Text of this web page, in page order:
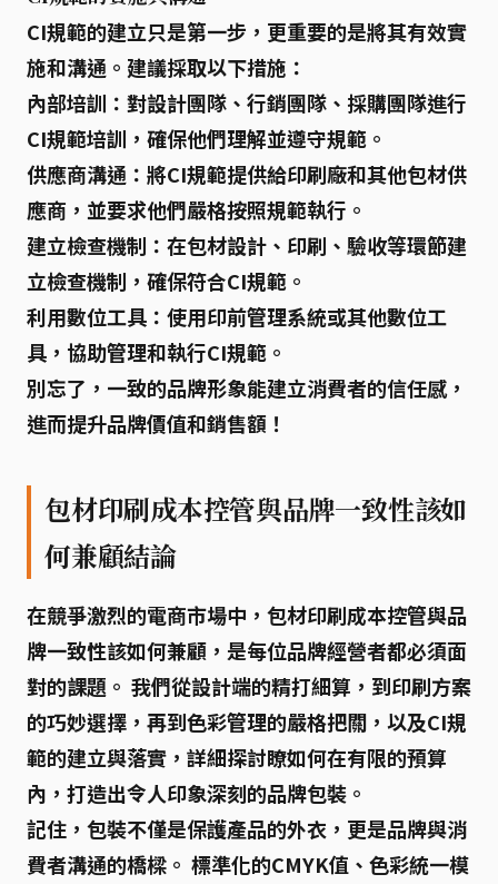
CI規範的建立只是第一步，更重要的是將其有效實
施和溝通。建議採取以下措施：
內部培訓： 對設計團隊、行銷團隊、採購團隊進行
CI規範培訓，確保他們理解並遵守規範。
供應商溝通： 將CI規範提供給印刷廠和其他包材供
應商，並要求他們嚴格按照規範執行。
建立檢查機制： 在包材設計、印刷、驗收等環節建
立檢查機制，確保符合CI規範。
利用數位工具： 使用印前管理系統或其他數位工
具，協助管理和執行CI規範。
別忘了，一致的品牌形象能建立消費者的信任感，
進而提升品牌價值和銷售額！
包材印刷成本控管與品牌一致性該如
何兼顧結論
在競爭激烈的電商市場中， 包材印刷成本控管與品
牌一致性該如何兼顧 ，是每位品牌經營者都必須面
對的課題。 我們從設計端的精打細算，到印刷方案
的巧妙選擇，再到色彩管理的嚴格把關，以及CI規
範的建立與落實，詳細探討瞭如何在有限的預算
內，打造出令人印象深刻的品牌包裝。
記住，包裝不僅是保護產品的外衣，更是品牌與消
費者溝通的橋樑。 標準化的CMYK值、色彩統一模